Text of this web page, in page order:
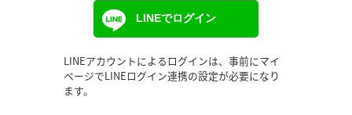
LINEでログイン
LINEアカウントによるログインは、事前にマイ
ページでLINEログイン連携の設定が必要になり
ます。